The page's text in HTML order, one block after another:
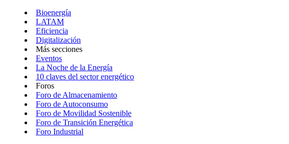
Bioenergía
LATAM
Eficiencia
Digitalización
Más secciones
Eventos
La Noche de la Energía
10 claves del sector energético
Foros
Foro de Almacenamiento
Foro de Autoconsumo
Foro de Movilidad Sostenible
Foro de Transición Energética
Foro Industrial